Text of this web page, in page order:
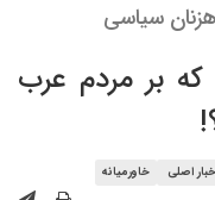
سیاسی
که بر مردم عرب
اصلی خاورمیانه